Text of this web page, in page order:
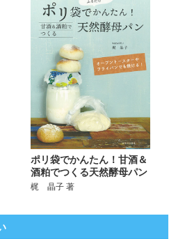
ポリ袋でかんたん！甘酒＆
酒粕でつくる天然酵母パン
梶 晶子 著